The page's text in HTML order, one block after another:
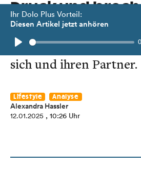
Ihr Dolo Plus Vorteil:
Diesen Artikel jetzt anhören
Play
Druck und
Durch Instagram und
Paare unrealistische
sich und ihren Partner.
Lifestyle Analyse
Alexandra Hassler
12.01.2025 , 10:26 Uhr